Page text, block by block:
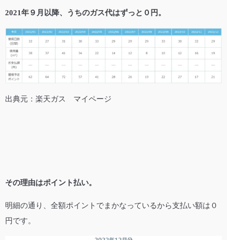
2021年９月以降、うちのガス代はずっと０円。
出典元：楽天ガス マイページ
その理由はポイント払い。
明細の通り、全額ポイントでまかなっているから支払い額は０
円です。